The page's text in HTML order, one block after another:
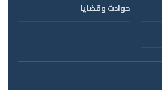
حوادث وقضايا